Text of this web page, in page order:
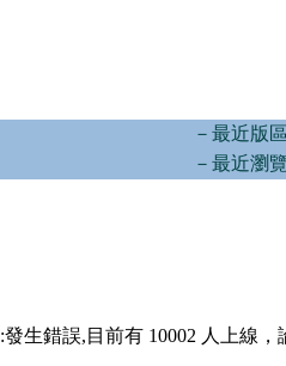
－最近版
－最近瀏
發生錯誤,目前有 10002 人上線